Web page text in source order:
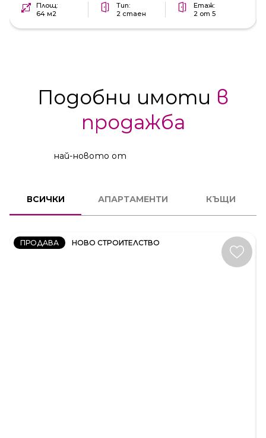
Площ:
64 м2
Тип:
2 стаен
Етаж:
2 от 5
Подобни имоти в
продажба
най-новото от
ВСИЧКИ АПАРТАМЕНТИ КЪЩИ
ПРОДАВА НОВО СТРОИТЕЛСТВО
СТАЕН
КОД:
231606